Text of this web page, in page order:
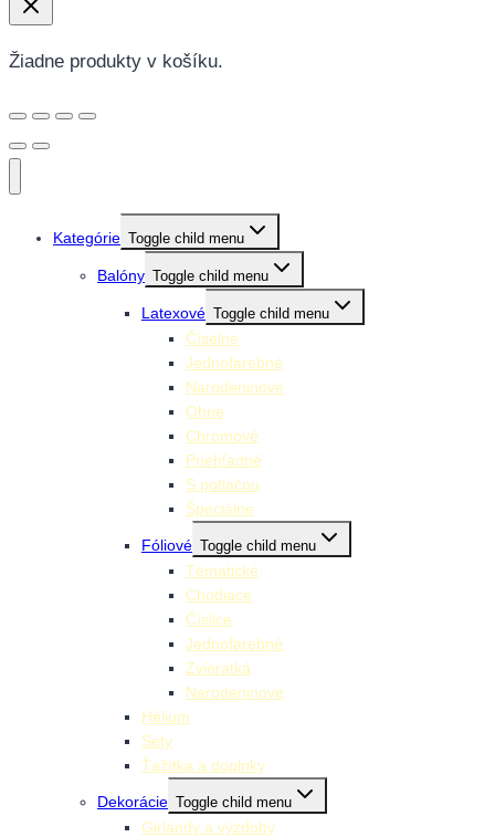
Žiadne produkty v košíku.
Kategórie Toggle child menu
Balóny Toggle child menu
Latexové Toggle child menu
Číselné
Jednofarebné
Narodeninové
Obrie
Chrómové
Priehľadné
S potlačou
Špeciálne
Fóliové Toggle child menu
Tématické
Chodiace
Číslice
Jednofarebné
Zvieratká
Narodeninové
Hélium
Sety
Ťažítka a doplnky
Dekorácie Toggle child menu
Girlandy a výzdoby